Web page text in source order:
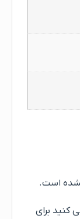
است.
کنید برای